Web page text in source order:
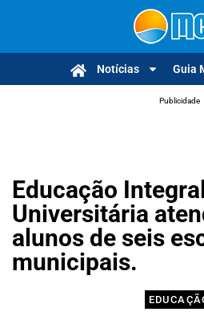
Notícias Guia
Publicidade
Educação
Universitária
alunos de seis
municipais.